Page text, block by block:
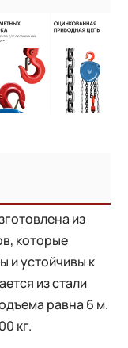
из
которые
и устойчивы к
из стали
равна 6 м.
кг.